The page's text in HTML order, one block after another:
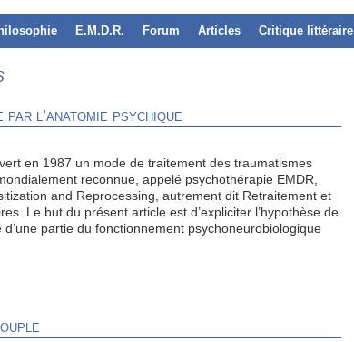
E.M.D.R. Forum Articles Critique littéraire
l’anatomie psychique
en 1987 un mode de traitement des traumatismes
reconnue, appelé psychothérapie EMDR,
and Reprocessing, autrement dit Retraitement et
Le but du présent article est d’expliciter l’hypothèse de
partie du fonctionnement psychoneurobiologique